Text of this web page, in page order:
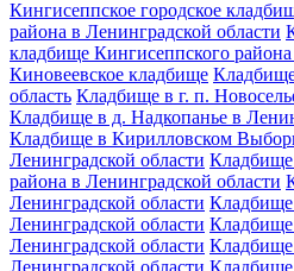
Кингисеппское городское
района в Ленинградской области
кладбище Кингисеппского
Киновеевское кладбище
область Кладбище в г. п.
Кладбище в д. Надкопанье в
Кладбище в Кирилловском
Ленинградской области Кладбище
района в Ленинградской области
Ленинградской области
Ленинградской области
Ленинградской области Кладбище
Ленинградской области Кладбище